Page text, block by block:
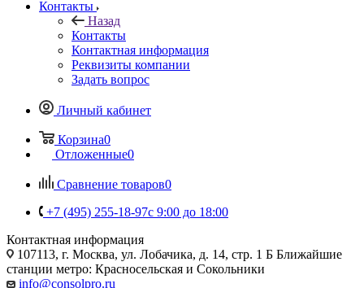
Контакты
Назад
Контакты
Контактная информация
Реквизиты компании
Задать вопрос
Личный кабинет
Корзина0
Отложенные0
Сравнение товаров0
+7 (495) 255-18-97с 9:00 до 18:00
Контактная информация
107113, г. Москва, ул. Лобачика, д. 14, стр. 1 Б Ближайшие
станции метро: Красносельская и Сокольники
info@consolpro.ru